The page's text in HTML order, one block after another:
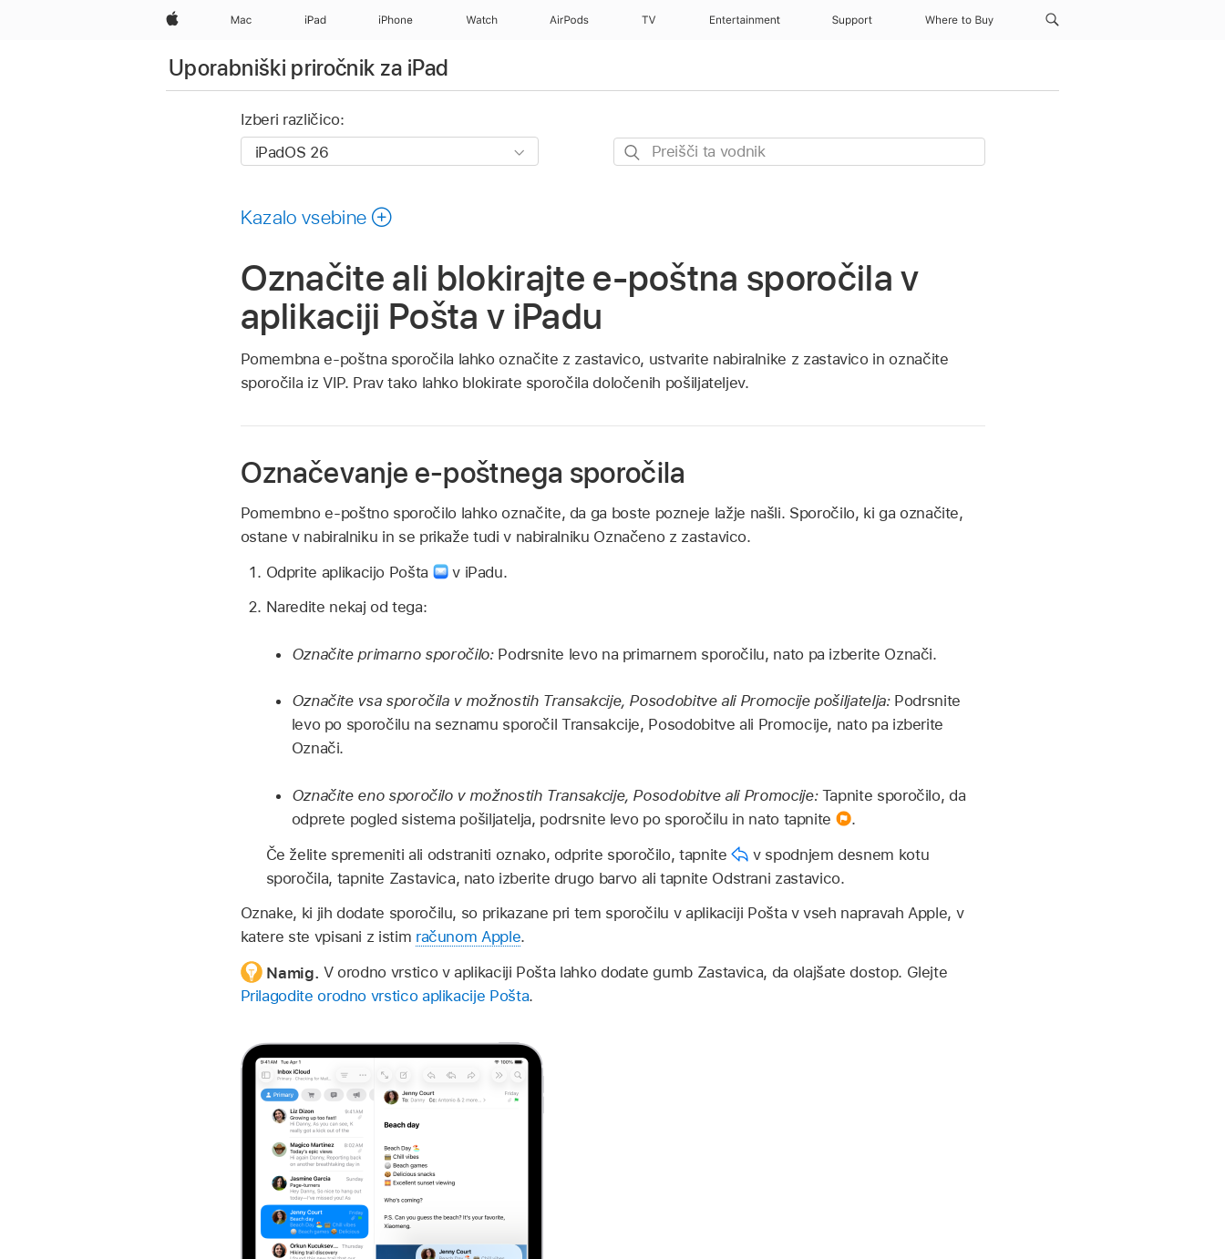
Apple Mac iPad iPhone Watch AirPods TV Entertainment Support Where to Buy
Uporabniški priročnik za iPad
Izberi različico:
Preišči
Kazalo vsebine
Označite ali blokirajte e-poštna sporočila v
aplikaciji Pošta v iPadu
Pomembna e-poštna sporočila lahko označite z zastavico, ustvarite nabiralnike z zastavico in označite
sporočila iz VIP. Prav tako lahko blokirate sporočila določenih pošiljateljev.
Označevanje e-poštnega sporočila
Pomembno e-poštno sporočilo lahko označite, da ga boste pozneje lažje našli. Sporočilo, ki ga označite,
ostane v nabiralniku in se prikaže tudi v nabiralniku Označeno z zastavico.
Odprite aplikacijo Pošta
v iPadu.
Naredite nekaj od tega:
Označite primarno sporočilo: Podrsnite levo na primarnem sporočilu, nato pa izberite Označi.
Označite vsa sporočila v možnostih Transakcije, Posodobitve ali Promocije pošiljatelja: Podrsnite
levo po sporočilu na seznamu sporočil Transakcije, Posodobitve ali Promocije, nato pa izberite
Označi.
Označite eno sporočilo v možnostih Transakcije, Posodobitve ali Promocije:Tapnite sporočilo, da
odprete pogled sistema pošiljatelja, podrsnite levo po sporočilu in nato tapnite
.
Če želite spremeniti ali odstraniti oznako, odprite sporočilo, tapnite
v spodnjem desnem kotu
sporočila, tapnite Zastavica, nato izberite drugo barvo ali tapnite Odstrani zastavico.
Oznake, ki jih dodate sporočilu, so prikazane pri tem sporočilu v aplikaciji Pošta v vseh napravah Apple, v
katere ste vpisani z istim računom Apple.
Namig. V orodno vrstico v aplikaciji Pošta lahko dodate gumb Zastavica, da olajšate dostop. Glejte
Prilagodite orodno vrstico aplikacije Pošta.